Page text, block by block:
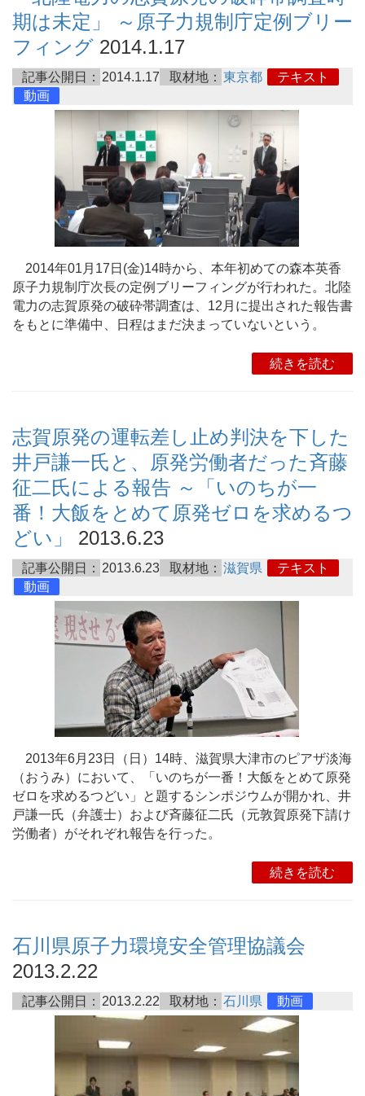
期は未定」 ～原子力規制庁定例ブリー
フィング 2014.1.17
記事公開日： 2014.1.17 取材地： 東京都
テキスト
動画
2014年01月17日(金)14時から、本年初めての森本英香
原子力規制庁次長の定例ブリーフィングが行われた。北陸
電力の志賀原発の破砕帯調査は、12月に提出された報告書
をもとに準備中、日程はまだ決まっていないという。
続きを読む
志賀原発の運転差し止め判決を下した
井戸謙一氏と、原発労働者だった斉藤
征二氏による報告 ～「いのちが一
番！大飯をとめて原発ゼロを求めるつ
どい」
2013.6.23
記事公開日： 2013.6.23 取材地： 滋賀県
テキスト
動画
2013年6月23日（日）14時、滋賀県大津市のピアザ淡海
（おうみ）において、「いのちが一番！大飯をとめて原発
ゼロを求めるつどい」と題するシンポジウムが開かれ、井
戸謙一氏（弁護士）および斉藤征二氏（元敦賀原発下請け
労働者）がそれぞれ報告を行った。
続きを読む
石川県原子力環境安全管理協議会
2013.2.22
記事公開日： 2013.2.22 取材地： 石川県 動画